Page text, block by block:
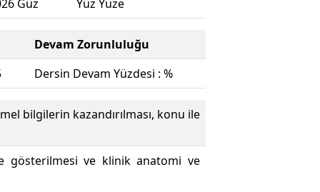
Güz Yüz Yüze
Devam Zorunluluğu
Dersin Devam Yüzdesi : %
bilgilerin kazandırılması, konu ile
gösterilmesi ve klinik anatomi ve